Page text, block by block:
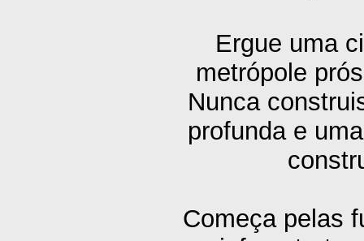
Ergue uma
metrópole
Nunca
profunda e
Começa pelas